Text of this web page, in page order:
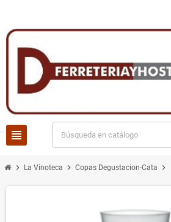
view_headline
chevron_right La Vinoteca chevron_right Copas Degustacion-Cata chevron_right